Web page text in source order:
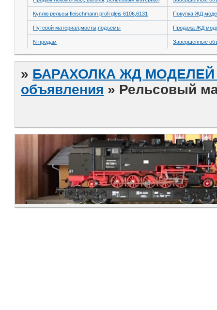
Куплю рельсы fleischmann profi gleis 6106,6131 Покупка ЖД
Путевой материал,мосты,подъемы Продажа ЖД
N продам Завершённые
» БАРАХОЛКА ЖД МОДЕЛЕЙ
объявления » Рельсовый